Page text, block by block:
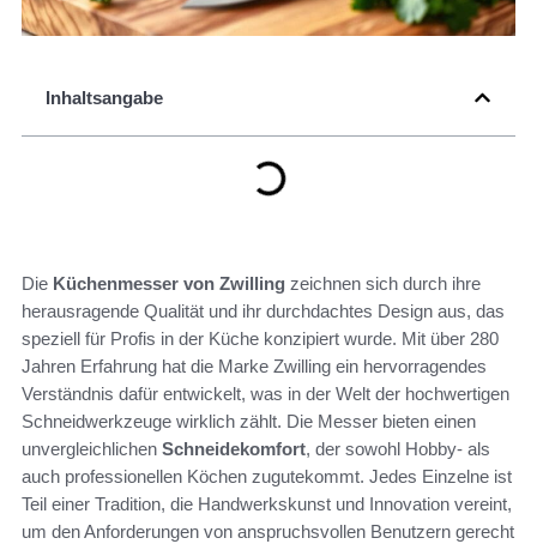
Inhaltsangabe
Die Küchenmesser von Zwilling zeichnen sich durch ihre
herausragende Qualität und ihr durchdachtes Design aus, das
speziell für Profis in der Küche konzipiert wurde. Mit über 280
Jahren Erfahrung hat die Marke Zwilling ein hervorragendes
Verständnis dafür entwickelt, was in der Welt der hochwertigen
Schneidwerkzeuge wirklich zählt. Die Messer bieten einen
unvergleichlichen Schneidekomfort, der sowohl Hobby- als
auch professionellen Köchen zugutekommt. Jedes Einzelne ist
Teil einer Tradition, die Handwerkskunst und Innovation vereint,
um den Anforderungen von anspruchsvollen Benutzern gerecht